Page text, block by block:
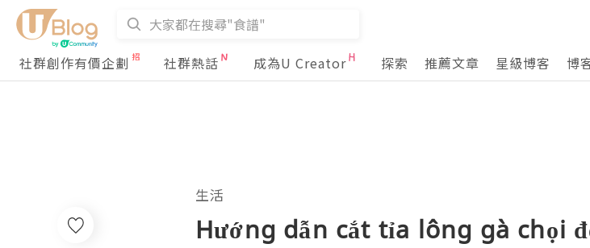
社群創作有價企劃
社群熱話 成為U Creator 探索 推薦文章 星級博客 博
生活
Hướng dẫn cắt tỉa lông gà chọi